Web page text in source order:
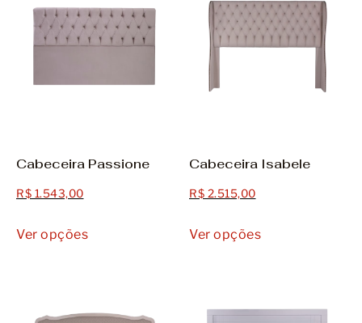
Cabeceira Passione
R$ 1.543,00
Ver opções
Cabeceira Isabele
R$ 2.515,00
Ver opções